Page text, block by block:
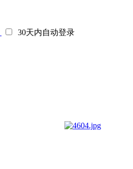
30天内自动登录